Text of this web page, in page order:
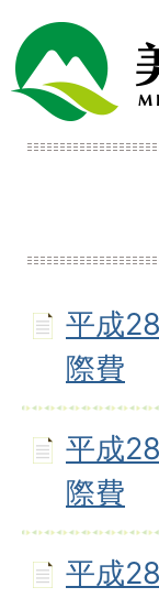
平成
際費
平成
際費
平成